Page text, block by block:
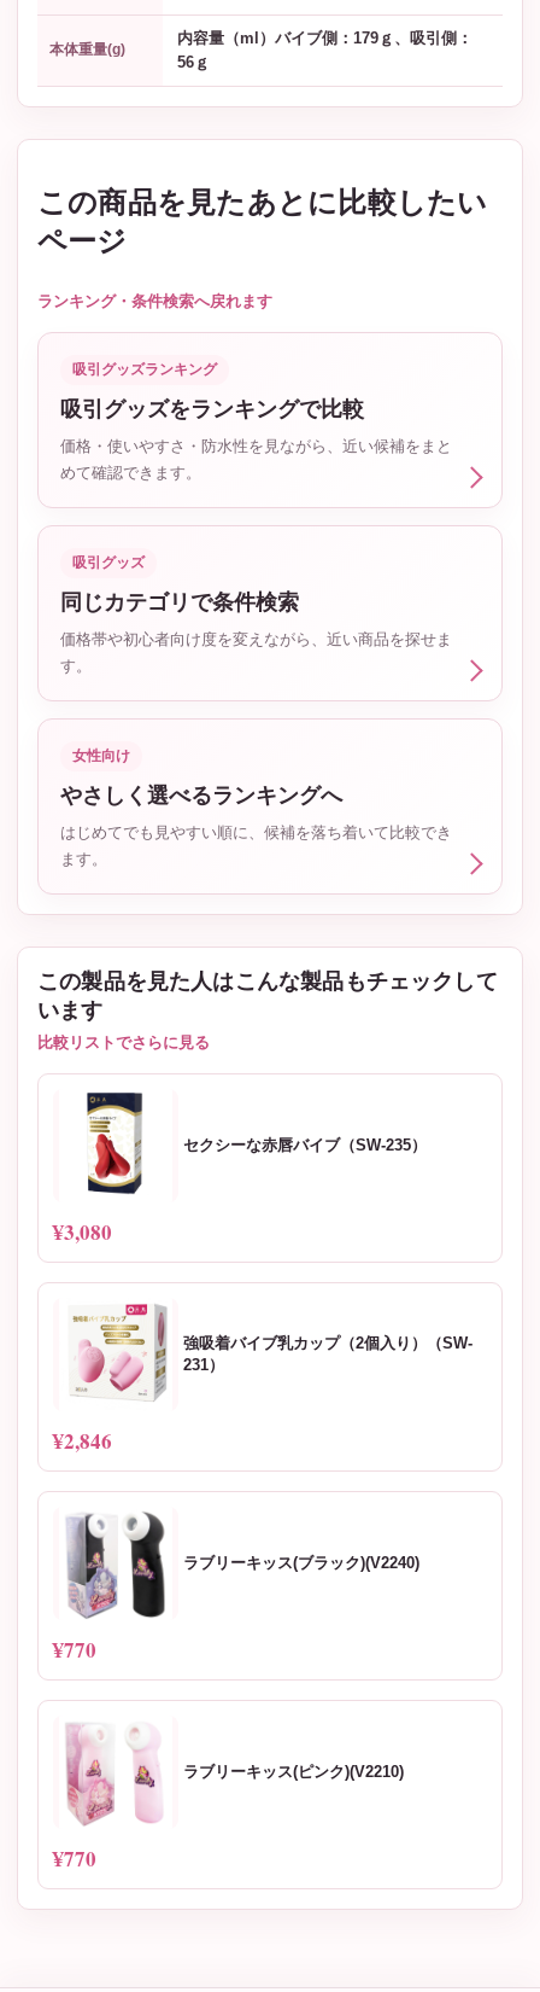
本体重量(g)
内容量（ml）バイブ側：179ｇ、吸引側：
56ｇ
この商品を見たあとに比較したい
ページ
ランキング・条件検索へ戻れます
吸引グッズランキング
吸引グッズをランキングで比較
価格・使いやすさ・防水性を見ながら、近い候補をまと
めて確認できます。
吸引グッズ
同じカテゴリで条件検索
価格帯や初心者向け度を変えながら、近い商品を探せま
す。
女性向け
やさしく選べるランキングへ
はじめてでも見やすい順に、候補を落ち着いて比較でき
ます。
この製品を見た人はこんな製品もチェックして
います
比較リストでさらに見る
セクシーな赤唇バイブ（SW-235）
¥3,080
強吸着バイブ乳カップ（2個入り）（SW-
231）
¥2,846
ラブリーキッス(ブラック)(V2240)
¥770
ラブリーキッス(ピンク)(V2210)
¥770